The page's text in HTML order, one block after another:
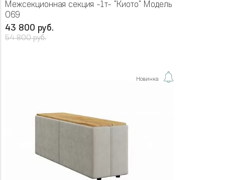
Межсекционная секция -1т- "Киото" Модель
069
43 800 руб.
54 800 руб.
Новинка